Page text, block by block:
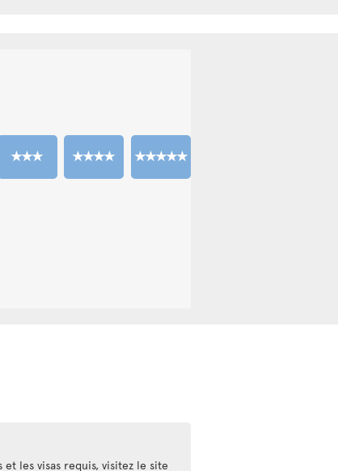
les visas requis, visitez le site